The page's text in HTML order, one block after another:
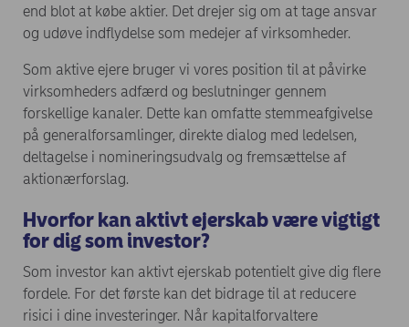
end blot at købe aktier. Det drejer sig om at tage ansvar
og udøve indflydelse som medejer af virksomheder.
Som aktive ejere bruger vi vores position til at påvirke
virksomheders adfærd og beslutninger gennem
forskellige kanaler. Dette kan omfatte stemmeafgivelse
på generalforsamlinger, direkte dialog med ledelsen,
deltagelse i nomineringsudvalg og fremsættelse af
aktionærforslag.
Hvorfor kan aktivt ejerskab være vigtigt
for dig som investor?
Som investor kan aktivt ejerskab potentielt give dig flere
fordele. For det første kan det bidrage til at reducere
risici i dine investeringer. Når kapitalforvaltere